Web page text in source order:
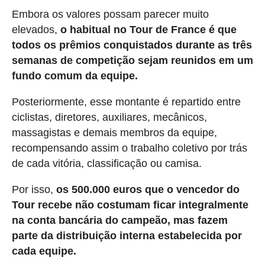
Embora os valores possam parecer muito
elevados, o habitual no Tour de France é que
todos os prêmios conquistados durante as três
semanas de competição sejam reunidos em um
fundo comum da equipe.
Posteriormente, esse montante é repartido entre
ciclistas, diretores, auxiliares, mecânicos,
massagistas e demais membros da equipe,
recompensando assim o trabalho coletivo por trás
de cada vitória, classificação ou camisa.
Por isso, os 500.000 euros que o vencedor do
Tour recebe não costumam ficar integralmente
na conta bancária do campeão, mas fazem
parte da distribuição interna estabelecida por
cada equipe.